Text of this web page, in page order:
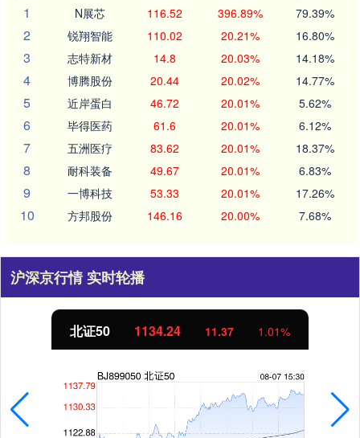
1
N展芯 116.52 396.89% 79.39%
2 锐翔智能 110.02 20.21% 16.80%
3 志特新材 14.8 20.03% 14.18%
4 博腾股份 20.44 20.02% 14.77%
5 近岸蛋白 46.72 20.01% 5.62%
6 毕得医药 61.6 20.01% 6.12%
7 五洲医疗 83.62 20.01% 18.37%
8 耐科装备 49.67 20.01% 6.83%
9 一博科技 53.33 20.01% 17.26%
10 方邦股份 146.16 20.00% 7.68%
沪深京行情 实时轮播
北证50 1134.24 11.37 1.01%